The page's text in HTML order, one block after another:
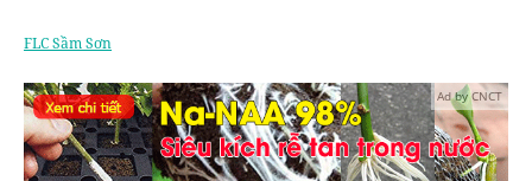
FLC Sầm Sơn
Ad by CNCT